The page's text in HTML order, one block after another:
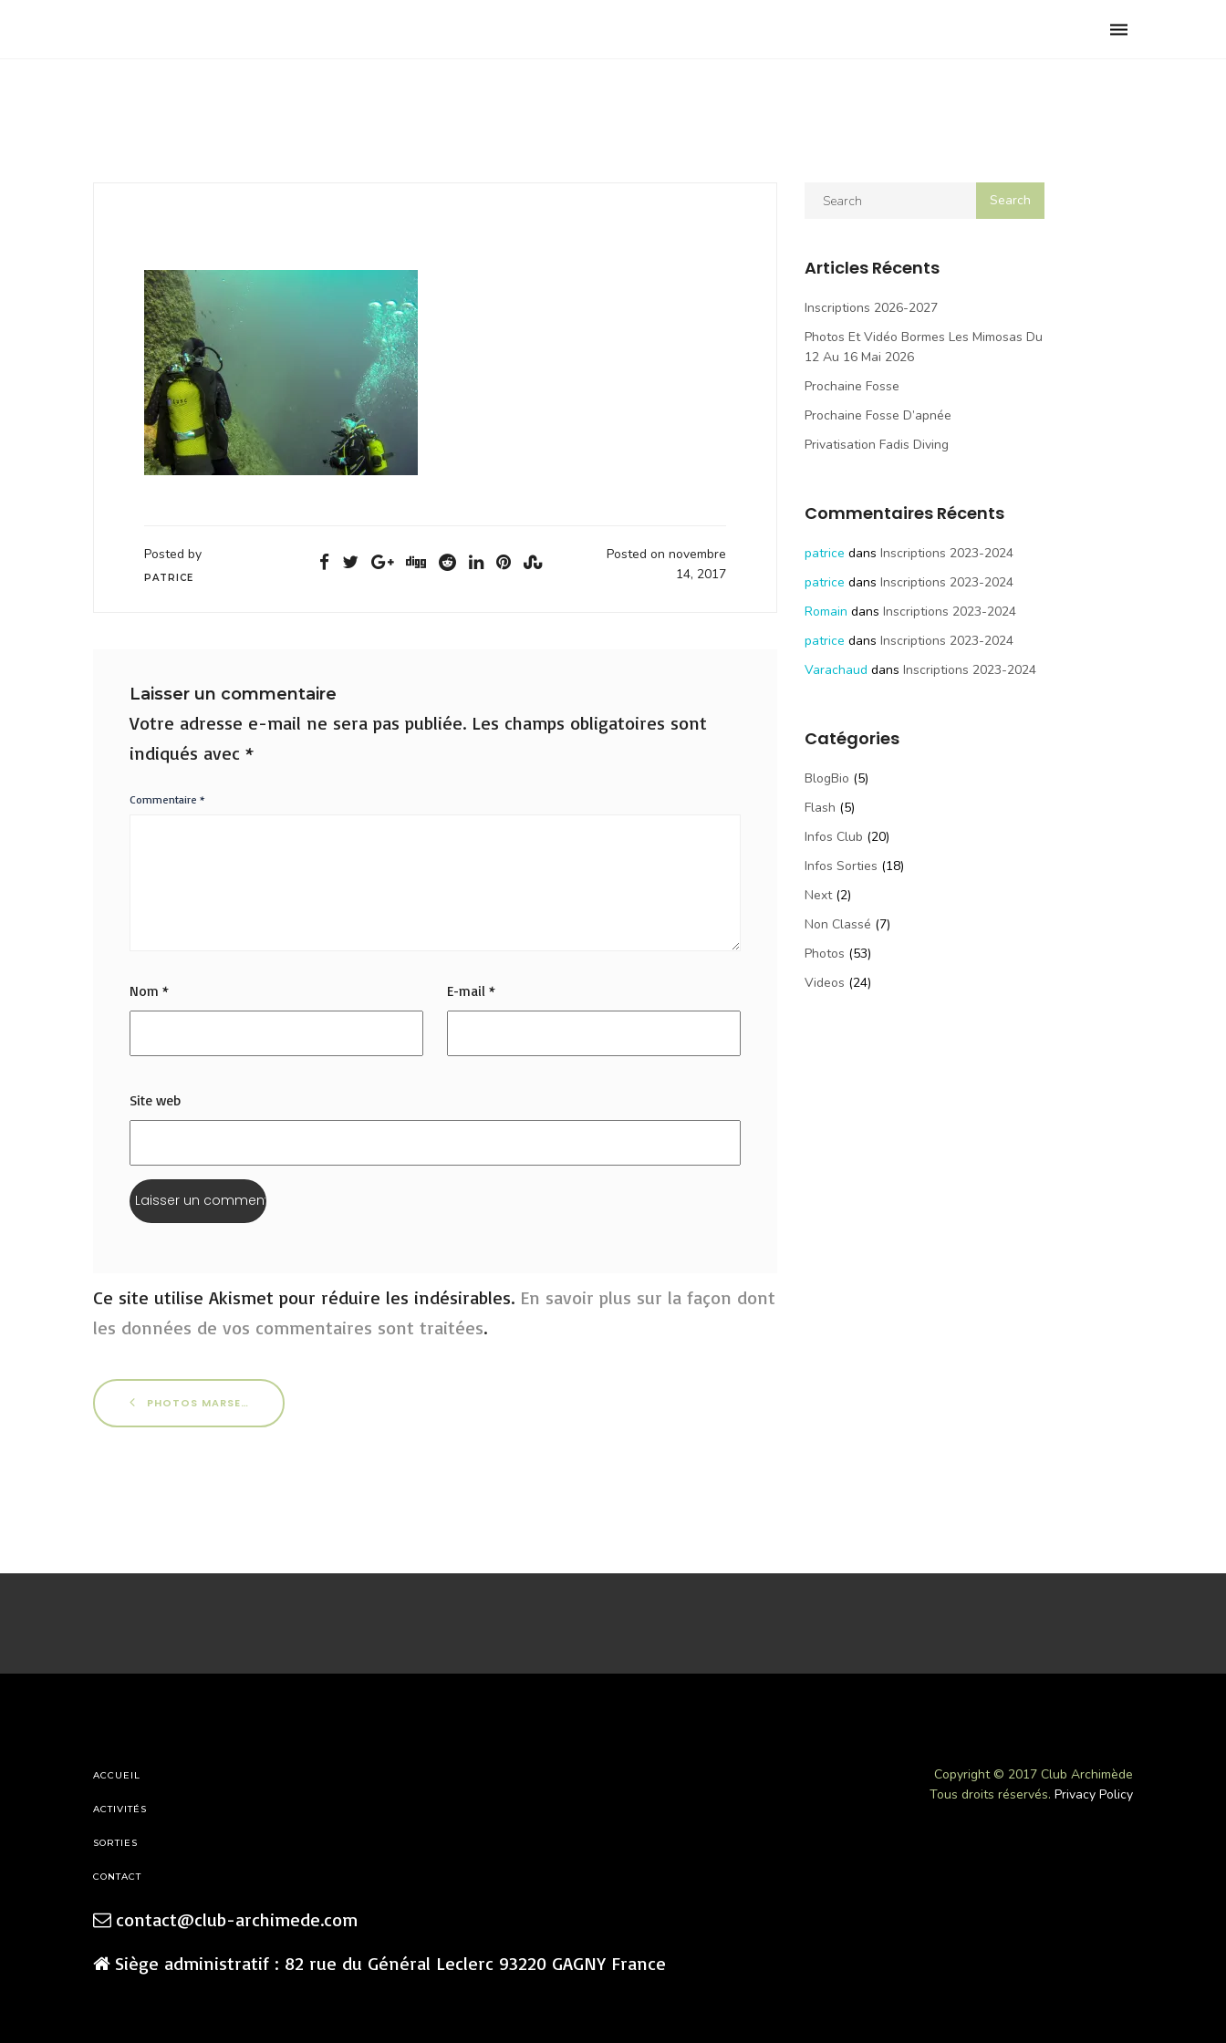
Toggle
Posted by
PATRICE
Posted on novembre
14, 2017
Laisser un commentaire
Votre adresse e-mail ne sera pas publiée. Les champs obligatoires sont
indiqués avec *
Commentaire *
Nom * E-mail*
Site web
Ce site utilise Akismet pour réduire les indésirables. En savoir plus sur la façon dont
les données de vos commentaires sont traitées.
PHOTOS MARSEILLE 2015
Articles Récents
Inscriptions 2026-2027
Photos Et Vidéo Bormes Les Mimosas Du
12 Au 16 Mai 2026
Prochaine Fosse
Prochaine Fosse D’apnée
Privatisation Fadis Diving
Commentaires Récents
patrice dans Inscriptions 2023-2024
patrice dans Inscriptions 2023-2024
Romain dans Inscriptions 2023-2024
patrice dans Inscriptions 2023-2024
Varachaud dans Inscriptions 2023-2024
Catégories
BlogBio (5)
Flash (5)
Infos Club (20)
Infos Sorties (18)
Next(2)
Non Classé (7)
Photos (53)
Videos (24)
ACCUEIL
ACTIVITÉS
SORTIES
CONTACT
contact@club-archimede.com
Siège administratif : 82 rue du Général Leclerc 93220 GAGNY France
Copyright © 2017 Club Archimède
Tous droits réservés. Privacy Policy